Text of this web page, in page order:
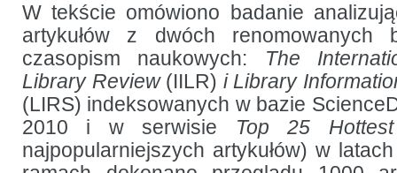
badań
z zakresu
bibliotekoznawstwa
naukowej:
analiza
dwóch
czasopism
W tekście omówiono badanie
artykułów z dwóch renomowanych
czasopism naukowych: The
Library Review(IILR) i Library
(LIRS) indeksowanych w bazie
2010 i w serwisie Top 25
najpopularniejszych artykułów) w